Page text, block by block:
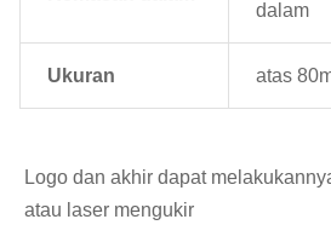
dalam
Ukuran atas
Logo dan akhir dapat
atau laser mengukir